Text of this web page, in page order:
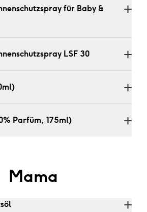
für Baby &
Parfüm, 175ml)
Mama